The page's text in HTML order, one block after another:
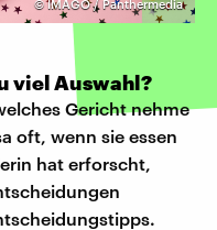
©IMAGO / Panthermedia
viel Auswahl?
Gericht nehme
oft, wenn sie essen
hat erforscht,